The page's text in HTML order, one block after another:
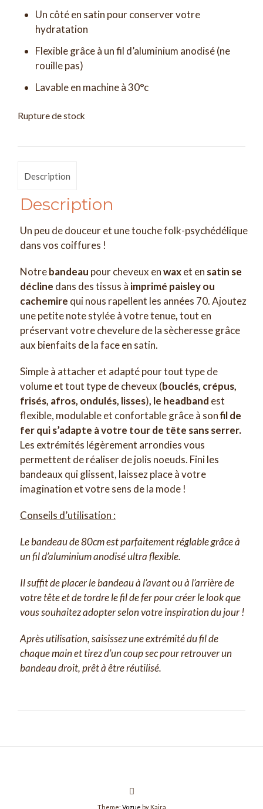
Un côté en satin pour conserver votre
hydratation
Flexible grâce à un fil d’aluminium anodisé (ne
rouille pas)
Lavable en machine à 30°c
Rupture de stock
Description
Description
Un peu de douceur et une touche folk-psychédélique
dans vos coiffures !
Notrebandeau pour cheveux enwaxet en satin se
décline dans des tissus à imprimé paisley ou
cachemire qui nous rapellent les années 70. Ajoutez
une petite note stylée à votre tenue,tout en
préservant votre chevelure de la sècheresse grâce
aux bienfaits de la face en satin.
Simple à attacher et adapté pour tout type de
volume et tout type de cheveux (bouclés, crépus,
frisés, afros, ondulés, lisses), le headband est
flexible, modulable et confortable grâce à sonfil de
fer qui s’adapte à votre tour de tête sans serrer.
Les extrémités légèrement arrondies vous
permettent de réaliser de jolis noeuds. Fini les
bandeaux qui glissent, laissez place à votre
imagination et votre sens de la mode !
Conseils d’utilisation :
Le bandeau de 80cm est parfaitement réglable grâce à
un fil d’aluminium anodisé ultra flexible.
Il suffit de placer le bandeau à l’avant ou à l’arrière de
votre tête et de tordre le fil de fer pour créer le look que
vous souhaitez adopter selon votre inspiration du jour !
Après utilisation, saisissez une extrémité du fil de
chaque main et tirez d’un coup sec pour retrouver un
bandeau droit, prêt à être réutilisé.
Theme: Vogue by Kaira